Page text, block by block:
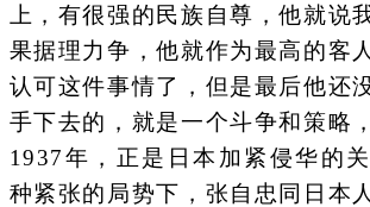
上，有很强的民族自尊，他就说
果据理力争，他就作为最高的客
认可这件事情了，但是最后他还
手下去的，就是一个斗争和策略
1937年，正是日本加紧侵华的
种紧张的局势下，张自忠同日本